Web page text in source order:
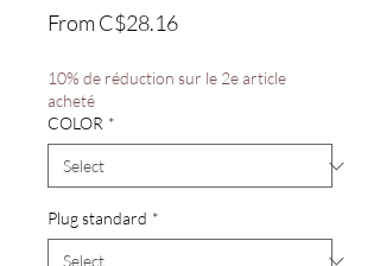
FromC$28.16Sale
10% de réduction sur le 2e article
acheté
COLOR *
Plug standard *